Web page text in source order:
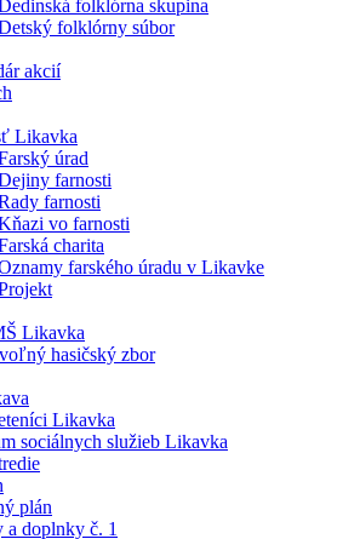
folklórna skupina
folklórny súbor
akcií
Likavka
úrad
farnosti
farnosti
vo farnosti
charita
farského úradu v Likavke
Likavka
hasičský zbor
Likavka
sociálnych služieb Likavka
plán
a doplnky č. 1